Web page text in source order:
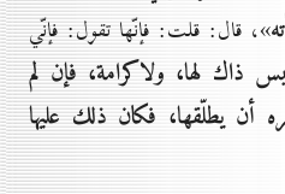
»، قال: قلت: فإنّها تقول: فإنّي
ذاك لها، ولاكرامة، فإن لم
أن يطلّقها، فكان ذلك عليها